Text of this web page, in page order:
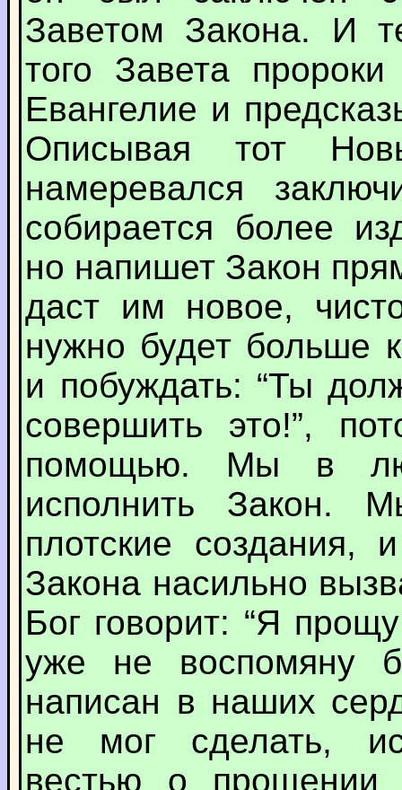
Заветом Закона. И
того Завета
Евангелие и
Описывая тот
намеревался
собирается более
но напишет Закон
даст им новое,
нужно будет больше
и побуждать: “Ты
совершить это!”,
помощью. Мы в
исполнить
плотские
Закона насильно
Бог говорит: “Я
уже не воспомяну
написан в наших
не мог сделать,
вестью о прощении